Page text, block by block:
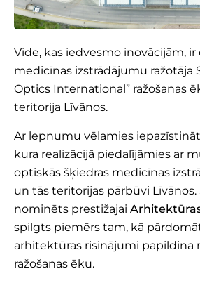
Vide, kas iedvesmo inovācijām,
medicīnas izstrādājumu ražotāja
Optics International” ražošanas
teritorija Līvānos.
Ar lepnumu vēlamies
kura realizācijā piedalījāmies ar
optiskās šķiedras medicīnas
un tās teritorijas pārbūvi Līvānos.
nominēts prestižajai
spilgts piemērs tam, kā
arhitektūras risinājumi papildina
ražošanas ēku.